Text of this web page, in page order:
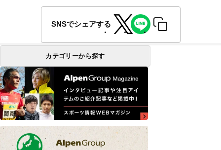
SNSでシェアする
カテゴリーから探す